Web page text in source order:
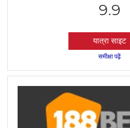
9.9
यात्रा साइट
समीक्षा पढ़ें